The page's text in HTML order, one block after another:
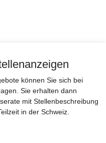
können Sie sich bei
Sie erhalten dann
mit Stellenbeschreibung
in der Schweiz.